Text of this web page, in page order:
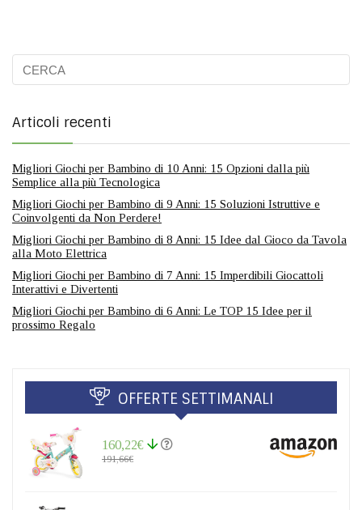
Articoli recenti
Migliori Giochi per Bambino di 10 Anni: 15 Opzioni dalla più
Semplice alla più Tecnologica
Migliori Giochi per Bambino di 9 Anni: 15 Soluzioni Istruttive e
Coinvolgenti da Non Perdere!
Migliori Giochi per Bambino di 8 Anni: 15 Idee dal Gioco da Tavola
alla Moto Elettrica
Migliori Giochi per Bambino di 7 Anni: 15 Imperdibili Giocattoli
Interattivi e Divertenti
Migliori Giochi per Bambino di 6 Anni: Le TOP 15 Idee per il
prossimo Regalo
OFFERTE SETTIMANALI
160,22€
191,66€